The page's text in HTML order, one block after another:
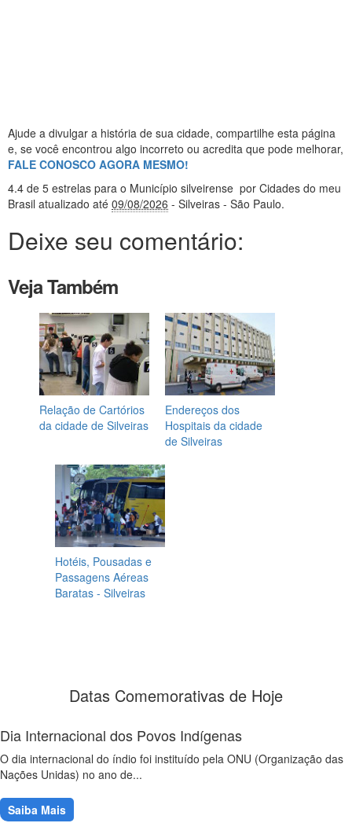
Ajude a divulgar a história de sua cidade, compartilhe esta página
e, se você encontrou algo incorreto ou acredita que pode melhorar,
FALE CONOSCO AGORA MESMO!
4.4 de 5 estrelas para o Município silveirense por Cidades do meu
Brasil atualizado até 09/08/2026 - Silveiras - São Paulo.
Deixe seu comentário:
Veja Também
Relação de Cartórios
da cidade de Silveiras
Endereços dos
Hospitais da cidade
de Silveiras
Hotéis, Pousadas e
Passagens Aéreas
Baratas - Silveiras
Datas Comemorativas de Hoje
Dia Internacional dos Povos Indígenas
O dia internacional do índio foi instituído pela ONU (Organização das
Nações Unidas) no ano de...
Saiba Mais